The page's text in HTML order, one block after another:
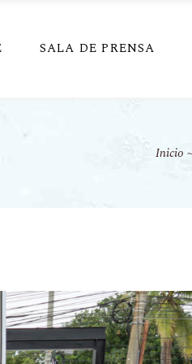
SALA DE PRENSA
Inicio